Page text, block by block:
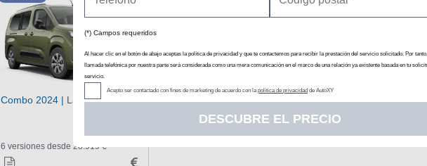
(*) Campos requeridos
Al hacer clic en el botón de abajo aceptas la política de privacidad y que te contactemos para recibir la prestación del servicio solicitado. Por
llamada telefónica por nuestra parte será considerada como una mera comunicación en el marco de una relación ya existente basada en tu
servicio.
Acepto ser contactado con fines de marketing de acuerdo con la política de privacidad de AutoXY
DESCUBRE EL PRECIO
Combo 2024 | Largo
6 versiones desde 28.919 €